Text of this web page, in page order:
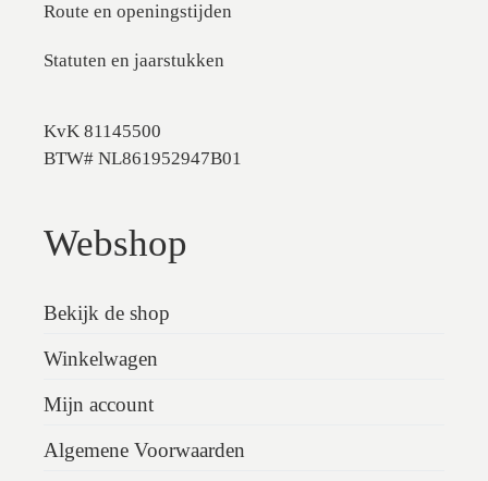
Route en openingstijden
Statuten en jaarstukken
KvK 81145500
BTW# NL861952947B01
Webshop
Bekijk de shop
Winkelwagen
Mijn account
Algemene Voorwaarden